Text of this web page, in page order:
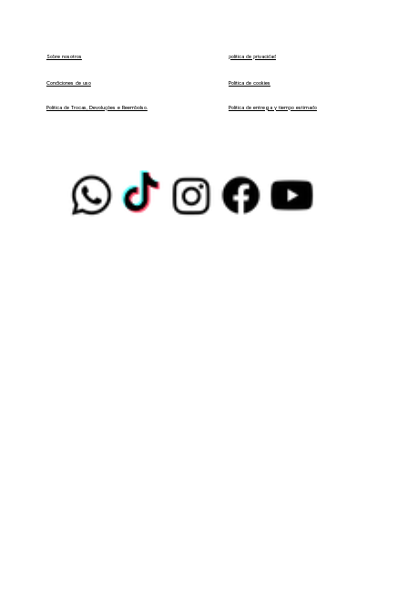
Sobre nosotros
Condiciones de uso
Política de Trocas, Devoluções e Reembolso. Política de entrega y tiempo estimado
Política de cookies
política de privacidad